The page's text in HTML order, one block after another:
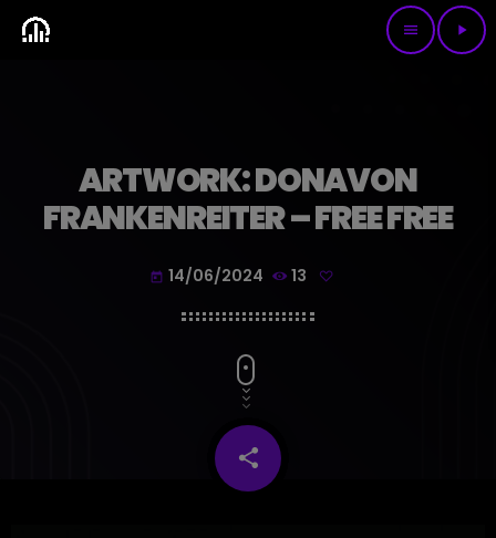
menu play_arrow
ARTWORK: DONAVON
FRANKENREITER – FREE FREE
today 14/06/2024 13
share
email